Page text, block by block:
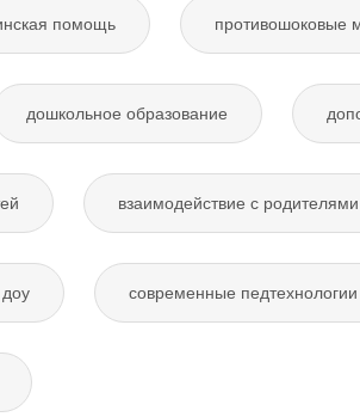
помощь противошоковые
дошкольное образование
взаимодействие с родителями
современные